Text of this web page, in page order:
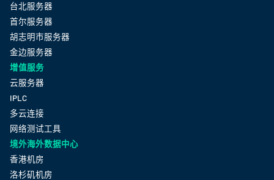
台北服务器
首尔服务器
胡志明市服务器
金边服务器
增值服务
云服务器
IPLC
多云连接
网络测试工具
境外海外数据中心
香港机房
洛杉矶机房